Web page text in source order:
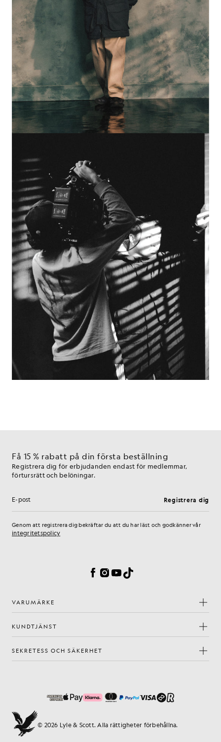
Få 15 % rabatt på din första beställning
Registrera dig för erbjudanden endast för medlemmar,
förtursrätt och belöningar.
E-postadress Registrera dig
Genom att registrera dig bekräftar du att du har läst och godkänner vår
integritetspolicy
Facebook
Instagram
YouTube
TikTok
VARUMÄRKE
KUNDTJÄNST
SEKRETESS OCH SÄKERHET
© 2026 Lyle & Scott. Alla rättigheter förbehållna.